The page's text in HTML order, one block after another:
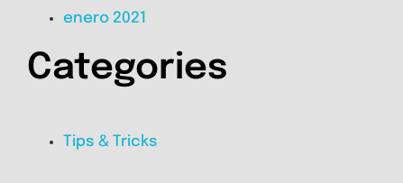
enero 2021
Categories
Tips & Tricks